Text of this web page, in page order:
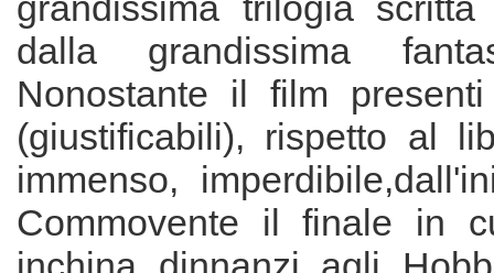
dalla grandissima
Nonostante il film
(giustificabili), rispetto al
immenso,
Commovente il finale in